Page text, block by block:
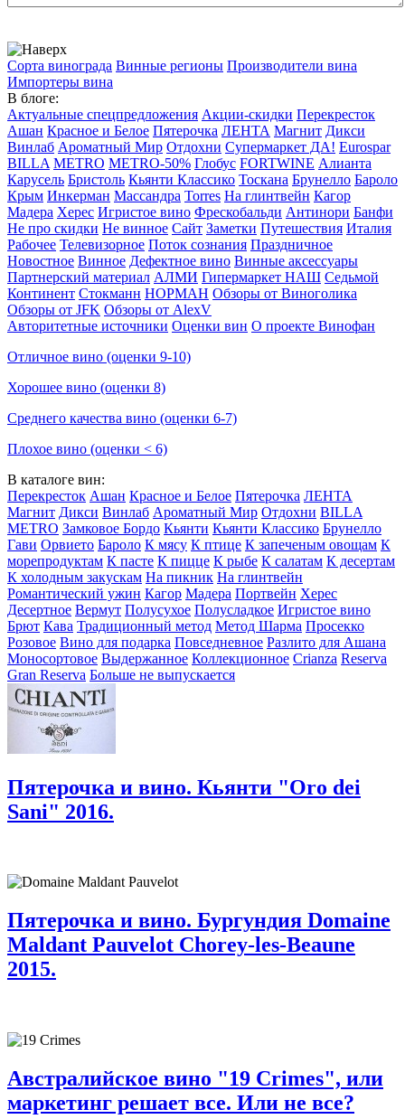
Сорта винограда Винные регионы Производители вина
Импортеры вина
В блоге:
Актуальные спецпредложения Акции-скидки Перекресток
Ашан Красное и Белое Пятерочка ЛЕНТА Магнит Дикси
Винлаб Ароматный Мир Отдохни Супермаркет ДА! Eurospar
BILLA METRO METRO-50% Глобус FORTWINE Алианта
Карусель Бристоль Кьянти Классико Тоскана Брунелло Бароло
Крым Инкерман Массандра Torres На глинтвейн Кагор
Мадера Херес Игристое вино Фрескобальди Антинори Банфи
Не про скидки Не винное Сайт Заметки Путешествия Италия
Рабочее Телевизорное Поток сознания Праздничное
Новостное Винное Дефектное вино Винные аксессуары
Партнерский материал АЛМИ Гипермаркет НАШ Седьмой
Континент Стокманн НОРМАН Обзоры от Виноголика
Обзоры от JFK Обзоры от AlexV
Авторитетные источники Оценки вин О проекте Винофан
Отличное вино (оценки 9-10)
Хорошее вино (оценки 8)
Среднего качества вино (оценки 6-7)
Плохое вино (оценки < 6)
В каталоге вин:
Перекресток Ашан Красное и Белое Пятерочка ЛЕНТА
Магнит Дикси Винлаб Ароматный Мир Отдохни BILLA
METRO Замковое Бордо Кьянти Кьянти Классико Брунелло
Гави Орвието Бароло К мясу К птице К запеченым овощам К
морепродуктам К пасте К пицце К рыбе К салатам К десертам
К холодным закускам На пикник На глинтвейн
Романтический ужин Кагор Мадера Портвейн Херес
Десертное Вермут Полусухое Полусладкое Игристое вино
Брют Кава Традиционный метод Метод Шарма Просекко
Розовое Вино для подарка Повседневное Разлито для Ашана
Моносортовое Выдержанное Коллекционное Crianza Reserva
Gran Reserva Больше не выпускается
Пятерочка и вино. Кьянти "Oro dei
Sani" 2016.
Пятерочка и вино. Бургундия Domaine
Maldant Pauvelot Chorey-les-Beaune
2015.
Австралийское вино "19 Crimes", или
маркетинг решает все. Или не все?